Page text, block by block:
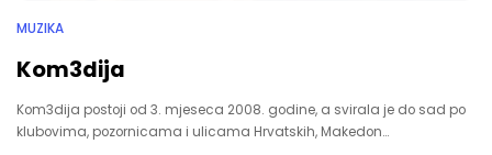
MUZIKA
Kom3dija
Kom3dija postoji od 3. mjeseca 2008. godine, a svirala je do sad po
klubovima, pozornicama i ulicama Hrvatskih, Makedon…